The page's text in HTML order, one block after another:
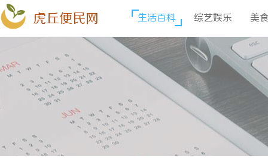
虎丘便民网 生活百科 综艺娱乐 美